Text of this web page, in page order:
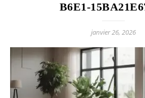
B6E1-
janvier 26, 2026